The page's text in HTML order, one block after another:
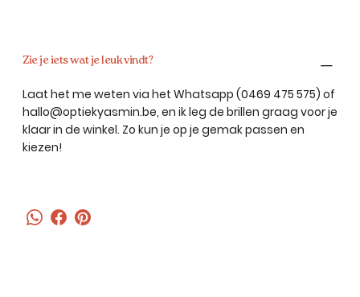
Zie je iets wat je leuk vindt?
Laat het me weten via het Whatsapp (0469 475 575) of
hallo@optiekyasmin.be, en ik leg de brillen graag voor je
klaar in de winkel. Zo kun je op je gemak passen en
kiezen!